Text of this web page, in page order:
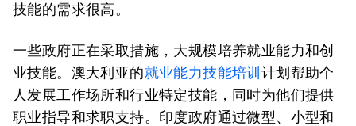
技能的需求很高。
一些政府正在采取措施，大规模培养就业能力和创
业技能。澳大利亚的就业能力技能培训 计划帮助个
人发展工作场所和行业特定技能，同时为他们提供
职业指导和求职支持。印度政府通过微型、小型和